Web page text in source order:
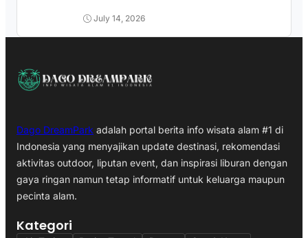
July 14, 2026
Dago DreamPark adalah portal berita info wisata alam #1 di
Indonesia yang menyajikan update destinasi, rekomendasi
aktivitas outdoor, liputan event, dan inspirasi liburan dengan
gaya ringan namun tetap informatif untuk keluarga maupun
pecinta alam.
Kategori